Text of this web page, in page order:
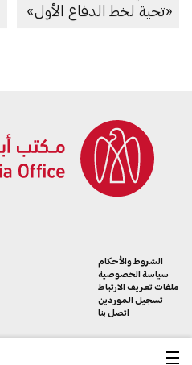
«تحية لخط الدفاع الأول»
الشروط والأحكام
سياسة الخصوصية
ملفات تعريف الارتباط
تسجيل الموردين
اتصل بنا